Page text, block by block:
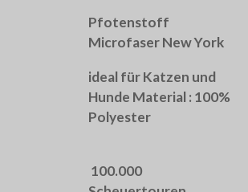
Pfotenstoff
Microfaser New York
ideal für Katzen und
Hunde Material : 100%
Polyester
100.000